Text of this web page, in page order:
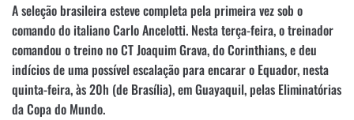
A seleção brasileira esteve completa pela primeira vez sob o
comando do italiano Carlo Ancelotti. Nesta terça-feira, o treinador
comandou o treino no CT Joaquim Grava, do Corinthians, e deu
indícios de uma possível escalação para encarar o Equador, nesta
quinta-feira, às 20h (de Brasília), em Guayaquil, pelas Eliminatórias
da Copa do Mundo.